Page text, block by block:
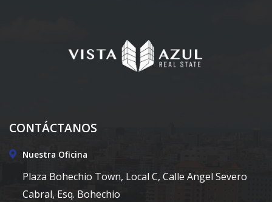
CONTÁCTANOS
Nuestra Oficina
Plaza Bohechio Town, Local C, Calle Angel Severo
Cabral, Esq. Bohechio